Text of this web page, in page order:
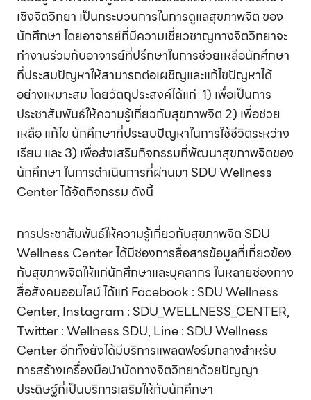
เชิงจิตวิทยา เป็นกระบวนการในการดูแลสุขภาพจิต ของ
นักศึกษา โดยอาจารย์ที่มีความเชี่ยวชาญทางจิตวิทยาจะ
ทำงานร่วมกับอาจารย์ที่ปรึกษาในการช่วยเหลือนักศึกษา
ที่ประสบปัญหาให้สามารถต่อเผชิญและแก้ไขปัญหาได้
อย่างเหมาะสม โดยวัตถุประสงค์ได้แก่ 1) เพื่อเป็นการ
ประชาสัมพันธ์ให้ความรู้เกี่ยวกับสุขภาพจิต 2) เพื่อช่วย
เหลือ แก้ไข นักศึกษาที่ประสบปัญหาในการใช้ชีวิตระหว่าง
เรียน และ 3) เพื่อส่งเสริมกิจกรรมที่พัฒนาสุขภาพจิตของ
นักศึกษา ในการดำเนินการที่ผ่านมา SDU Wellness
Center ได้จัดกิจกรรม ดังนี้
การประชาสัมพันธ์ให้ความรู้เกี่ยวกับสุขภาพจิต SDU
Wellness Center ได้มีช่องการสื่อสารข้อมูลที่เกี่ยวข้อง
กับสุขภาพจิตให้แก่นักศึกษาและบุคลากร ในหลายช่องทาง
สื่อสังคมออนไลน์ ได้แก่ Facebook : SDU Wellness
Center, Instagram : SDU_WELLNESS_CENTER,
Twitter : Wellness SDU, Line : SDU Wellness
Center อีกทั้งยังได้มีบริการแพลตฟอร์มกลางสำหรับ
การสร้างเครื่องมือบำบัดทางจิตวิทยาด้วยปัญญา
ประดิษฐ์ที่เป็นบริการเสริมให้กับนักศึกษา